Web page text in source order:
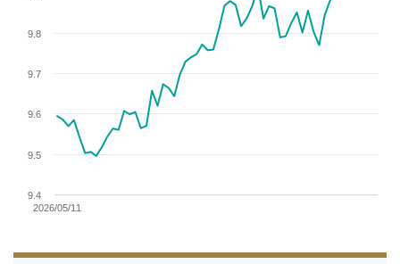
2026/05/11
9.4
9.5
9.6
9.7
9.8